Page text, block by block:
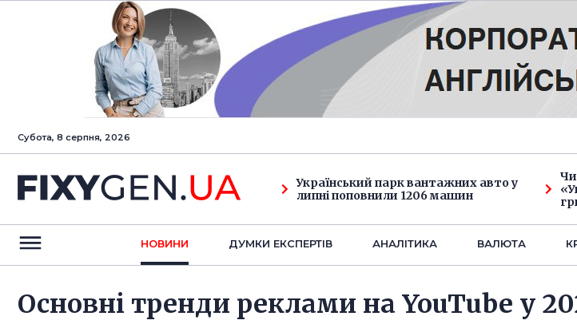
Субота, 8 серпня, 2026
Український парк вантажних авто у
липні поповнили 1206 машин
НОВИНИ ДУМКИ ЕКСПЕРТIВ АНАЛIТИКА ВАЛЮТА
Основні тренди реклами на YouTube у